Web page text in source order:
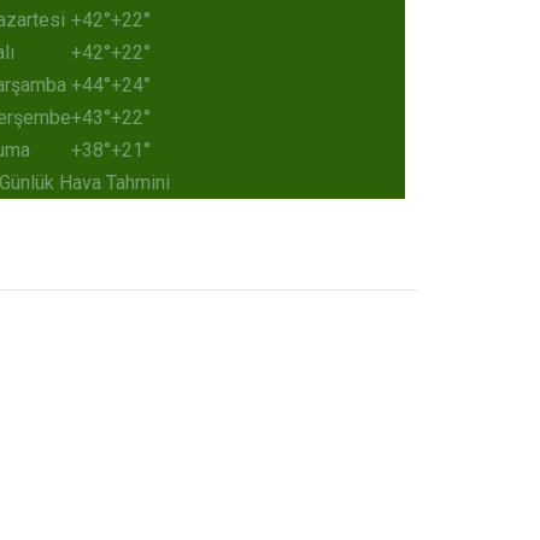
+42°+22°
+42°+22°
+44°+24°
+43°+22°
+38°+21°
Hava Tahmini